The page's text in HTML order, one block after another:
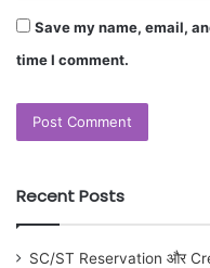
Save my name, email,
time I comment.
Recent Posts
SC/ST Reservation और